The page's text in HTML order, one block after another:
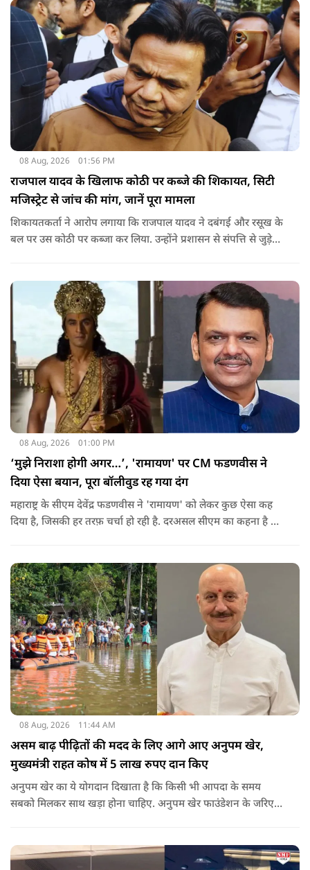
08 Aug, 2026 01:56 PM
राजपाल यादव के खिलाफ कोठी पर कब्जे की शिकायत, सिटी
मजिस्ट्रेट से जांच की मांग, जानें पूरा मामला
शिकायतकर्ता ने आरोप लगाया कि राजपाल यादव ने दबंगई और रसूख के
बल पर उस कोठी पर कब्जा कर लिया. उन्होंने प्रशासन से संपत्ति से जुड़े
08 Aug, 2026 01:00 PM
‘मुझे निराशा होगी अगर…’, 'रामायण' पर CM फडणवीस ने
दिया ऐसा बयान, पूरा बॉलीवुड रह गया दंग
महाराष्ट्र के सीएम देवेंद्र फडणवीस ने 'रामायण' को लेकर कुछ ऐसा कह
दिया है, जिसकी हर तरफ़ चर्चा हो रही है. दरअसल सीएम का कहना है कि
08 Aug, 2026 11:44 AM
असम बाढ़ पीढ़ितों की मदद के लिए आगे आए अनुपम खेर,
मुख्यमंत्री राहत कोष में 5 लाख रुपए दान किए
अनुपम खेर का ये योगदान दिखाता है कि किसी भी आपदा के समय
सबको मिलकर साथ खड़ा होना चाहिए. अनुपम खेर फाउंडेशन के जरिए
मदद के लिए उनके द्वारा किया गया ये दान भी उसी कड़ी का एक हिस्सा है.